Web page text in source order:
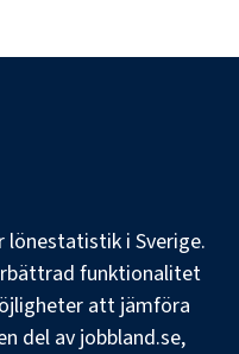
i Sverige.
funktionalitet
att jämföra
del av jobbland.se,